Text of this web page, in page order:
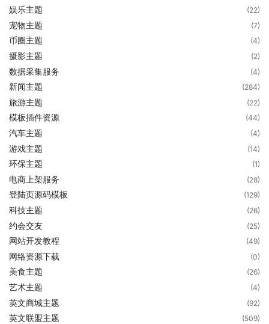
娱乐主题 (22)
宠物主题 (7)
币圈主题 (4)
摄影主题 (2)
数据采集服务 (4)
新闻主题 (284)
旅游主题 (22)
模板插件资源 (44)
汽车主题 (4)
游戏主题 (14)
环保主题 (1)
电商上架服务 (28)
登陆页源码模板 (129)
科技主题 (26)
约会交友 (25)
网站开发教程 (49)
网络资源下载 (0)
美食主题 (26)
艺术主题 (4)
英文商城主题 (92)
英文联盟主题 (509)